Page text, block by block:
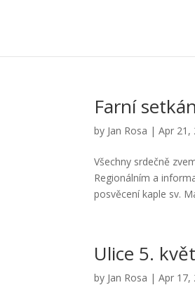
Farní
by Jan Rosa |Apr 21,
Všechny srdečně
Regionálním a
posvěcení kaple sv.
Ulice 5.
by Jan Rosa |Apr 17,